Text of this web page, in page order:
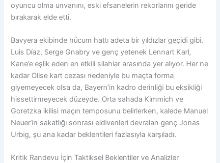
oyuncu olma unvanını, eski efsanelerin rekorlarını geride
bırakarak elde etti.
Bavyera ekibinde hücum hattı adeta bir yıldızlar geçidi gibi.
Luis Díaz, Serge Gnabry ve genç yetenek Lennart Karl,
Kane’e eşlik eden en etkili silahlar arasında yer alıyor. Her ne
kadar Olise kart cezası nedeniyle bu maçta forma
giyemeyecek olsa da, Bayern’in kadro derinliği bu eksikliği
hissettirmeyecek düzeyde. Orta sahada Kimmich ve
Goretzka ikilisi maçın temposunu belirlerken, kalede Manuel
Neuer’in sakatlığı sonrası eldivenleri devralan genç Jonas
Urbig, şu ana kadar beklentileri fazlasıyla karşıladı.
Kritik Randevu İçin Taktiksel Beklentiler ve Analizler